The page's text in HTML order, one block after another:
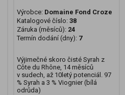
Výrobce: Domaine Fond Croze
Katalogové číslo: 38
Záruka (měsíců): 24
Termín dodání (dny): 7
Výjimečné skoro čisté Syrah z
Côte du Rhône, 14 měsíců
v sudech, až 10letý potenciál. 97
% Syrah a 3 % Viognier (bílá
odrůda)